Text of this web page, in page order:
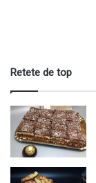
Retete de top